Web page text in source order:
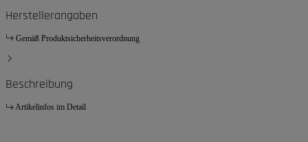
Herstellerangaben
Gemäß Produktsicherheitsverordnung
Beschreibung
Artikelinfos im Detail